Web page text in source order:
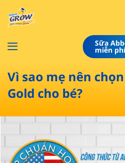
Sữa
​miễn phí
Vì sao mẹ nên
Gold cho bé?